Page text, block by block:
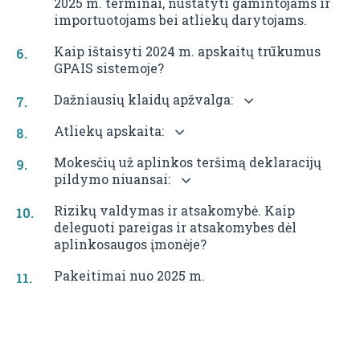
importuotojams bei atliekų darytojams.
Kaip ištaisyti 2024 m. apskaitų trūkumus
GPAIS sistemoje?
Dažniausių klaidų apžvalga:
Atliekų apskaita:
Mokesčių už aplinkos teršimą deklaracijų
pildymo niuansai:
Rizikų valdymas ir atsakomybė. Kaip
deleguoti pareigas ir atsakomybes dėl
aplinkosaugos įmonėje?
Pakeitimai nuo 2025 m.